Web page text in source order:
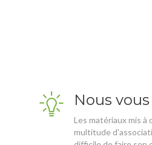
Nous
Les matériaux mis
multitude